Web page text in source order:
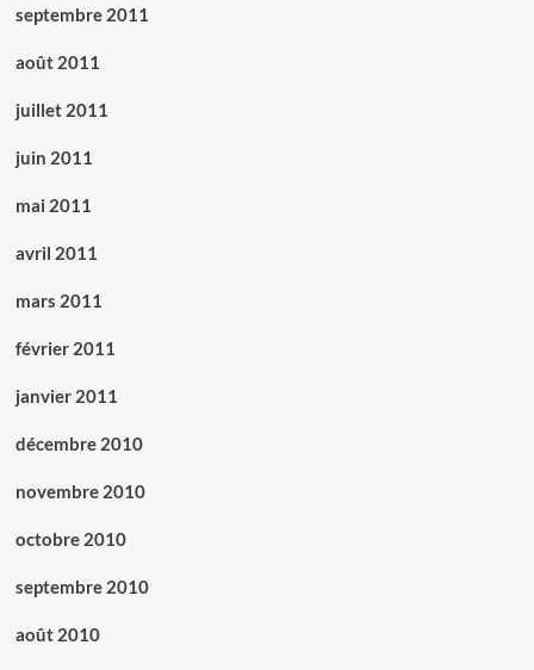
septembre 2011
août 2011
juillet 2011
juin 2011
mai 2011
avril 2011
mars 2011
février 2011
janvier 2011
décembre 2010
novembre 2010
octobre 2010
septembre 2010
août 2010